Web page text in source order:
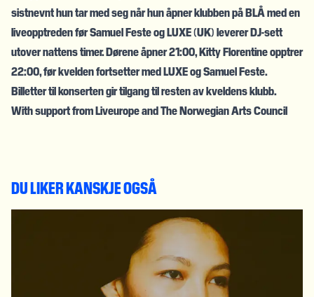
sistnevnt hun tar med seg når hun åpner klubben på BLÅ med en
liveopptreden før Samuel Feste og LUXE (UK) leverer DJ-sett
utover nattens timer. Dørene åpner 21:00, Kitty Florentine opptrer
22:00, før kvelden fortsetter med LUXE og Samuel Feste.
Billetter til konserten gir tilgang til resten av kveldens klubb.
With support from Liveurope and The Norwegian Arts Council
DU LIKER KANSKJE OGSÅ